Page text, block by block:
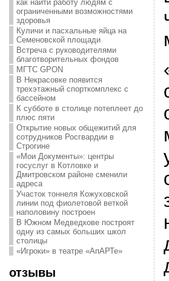
как найти работу людям с
ограниченными возможностями
здоровья
Куличи и пасхальные яйца на
Семеновской площади
Встреча с руководителями
благотворительных фондов
МГТС GPON
В Некрасовке появится
трехэтажный спорткомплекс с
бассейном
К субботе в столице потеплеет до
плюс пяти
Открытие новых общежитий для
сотрудников Росгвардии в
Строгине
«Мои Документы»: центры
госуслуг в Котловке и
Дмитровском районе сменили
адреса
Участок тоннеля Кожуховской
линии под фиолетовой веткой
наполовину построен
В Южном Медведкове построят
одну из самых больших школ
столицы
«Игроки» в театре «АпАРТе»
отзывы